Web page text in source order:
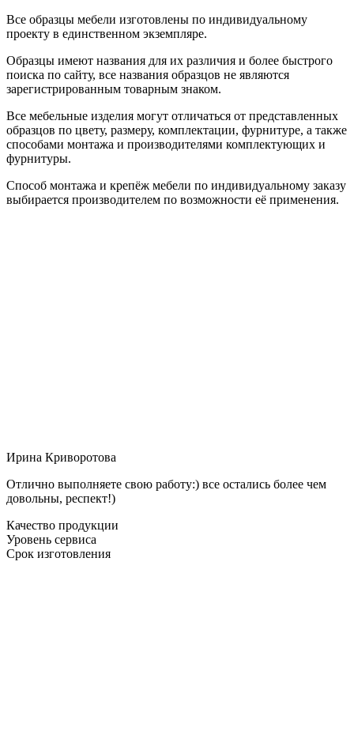
Все образцы мебели изготовлены по индивидуальному
проекту в единственном экземпляре.
Образцы имеют названия для их различия и более быстрого
поиска по сайту, все названия образцов не являются
зарегистрированным товарным знаком.
Все мебельные изделия могут отличаться от представленных
образцов по цвету, размеру, комплектации, фурнитуре, а также
способами монтажа и производителями комплектующих и
фурнитуры.
Способ монтажа и крепёж мебели по индивидуальному заказу
выбирается производителем по возможности её применения.
Ирина Криворотова
Отлично выполняете свою работу:) все остались более чем
довольны, респект!)
Качество продукции
Уровень сервиса
Срок изготовления